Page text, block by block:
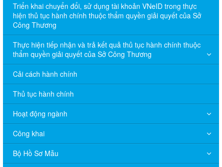
Triển khai chuyển đổi, sử dụng tài khoản VNeID trong thực
hiện thủ tục hành chính thuộc thẩm quyền giải quyết của Sở
Công Thương
Thực hiện tiếp nhận và trả kết quả thủ tục hành chính thuộc
thẩm quyền giải quyết của Sở Công Thương
Cải cách hành chính
Thủ tục hành chính
Hoạt động ngành
Công khai
Bộ Hồ Sơ Mẫu